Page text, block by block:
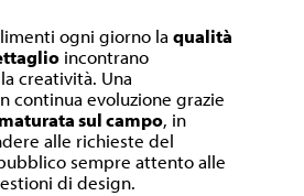
ogni giorno laqualità
incontrano
creatività. Una
continua evoluzione grazie
sul campo, in
alle richieste del
sempre attento alle
di design.